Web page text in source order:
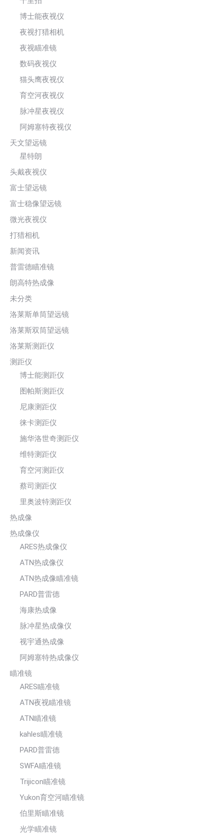
博士能夜视仪
夜视打猎相机
夜视瞄准镜
数码夜视仪
猫头鹰夜视仪
育空河夜视仪
脉冲星夜视仪
阿姆塞特夜视仪
天文望远镜
星特朗
头戴夜视仪
富士望远镜
富士稳像望远镜
微光夜视仪
打猎相机
新闻资讯
普雷德瞄准镜
朗高特热成像
未分类
洛莱斯单筒望远镜
洛莱斯双筒望远镜
洛莱斯测距仪
测距仪
博士能测距仪
图帕斯测距仪
尼康测距仪
徕卡测距仪
施华洛世奇测距仪
维特测距仪
育空河测距仪
蔡司测距仪
里奥波特测距仪
热成像
热成像仪
ARES热成像仪
ATN热成像仪
ATN热成像瞄准镜
PARD普雷德
海康热成像
脉冲星热成像仪
视宇通热成像
阿姆塞特热成像仪
瞄准镜
ARES瞄准镜
ATN夜视瞄准镜
ATN瞄准镜
kahles瞄准镜
PARD普雷德
SWFA瞄准镜
Trijicon瞄准镜
Yukon育空河瞄准镜
伯里斯瞄准镜
光学瞄准镜